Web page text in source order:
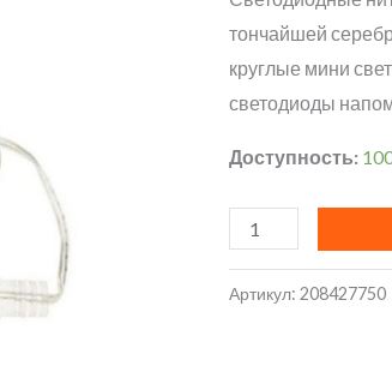
тончайшей
круглые мини
светодиоды
Доступность:
Количество
Гирлянда
Артикул: 208427750